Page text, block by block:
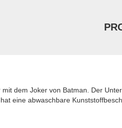
mit dem Joker von Batman. Der
eine abwaschbare